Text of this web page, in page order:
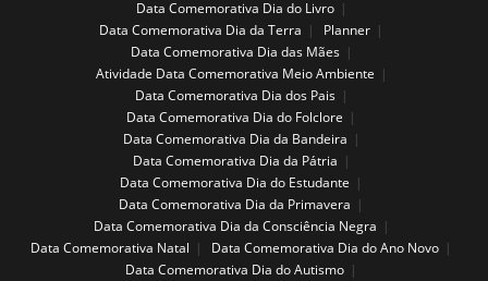
Data Comemorativa Dia do Livro
Data Comemorativa Dia da Terra
Planner
Data Comemorativa Dia das Mães
Atividade Data Comemorativa Meio Ambiente
Data Comemorativa Dia dos Pais
Data Comemorativa Dia do Folclore
Data Comemorativa Dia da Bandeira
Data Comemorativa Dia da Pátria
Data Comemorativa Dia do Estudante
Data Comemorativa Dia da Primavera
Data Comemorativa Dia da Consciência Negra
Data Comemorativa Natal
Data Comemorativa Dia do Ano Novo
Data Comemorativa Dia do Autismo